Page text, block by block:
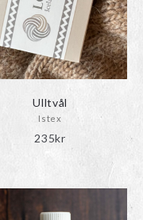
Ulltvål
Istex
235kr